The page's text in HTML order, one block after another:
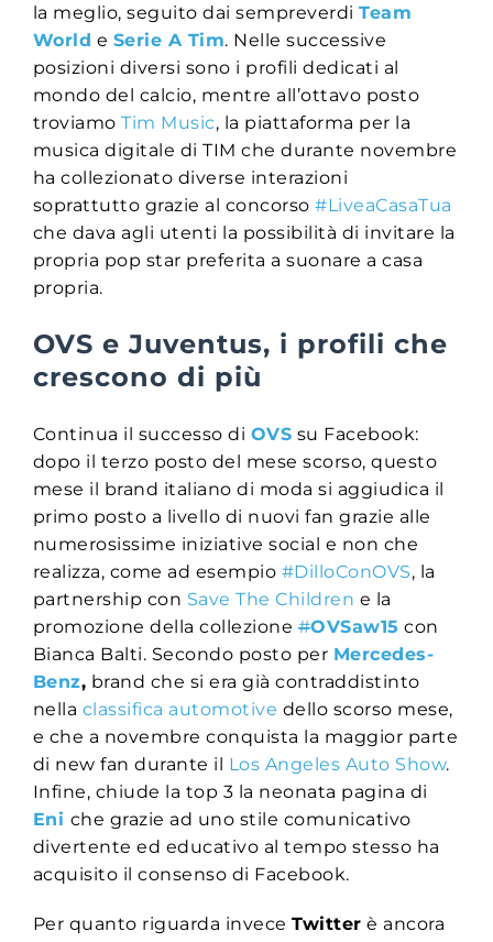
la meglio, seguito dai sempreverdiTeam
World e Serie A Tim. Nelle successive
posizioni diversi sono i profili dedicati al
mondo del calcio, mentre all’ottavo posto
troviamoTim Music, la piattaforma per la
musica digitale di TIM che durante novembre
ha collezionato diverse interazioni
soprattutto grazie al concorso#LiveaCasaTua
che dava agli utenti la possibilità di invitare la
propria pop star preferita a suonare a casa
propria.
OVS e Juventus, i profili che
crescono di più
Continua il successo di OVS su Facebook:
dopo il terzo posto del mese scorso, questo
mese il brand italiano di moda si aggiudica il
primo posto a livello di nuovi fan grazie alle
numerosissime iniziative social e non che
realizza, come ad esempio #DilloConOVS, la
partnership con Save The Children e la
promozione della collezione#OVSaw15 con
Bianca Balti. Secondo posto per Mercedes-
Benz, brand che si era già contraddistinto
nella classifica automotive dello scorso mese,
e che a novembre conquista la maggior parte
di new fan durante il ‪Los Angeles Auto Show.
Infine, chiude la top 3 la neonata pagina di
Eni che grazie ad uno stile comunicativo
divertente ed educativo al tempo stesso ha
acquisito il consenso di Facebook.
Per quanto riguarda inveceTwitter è ancora